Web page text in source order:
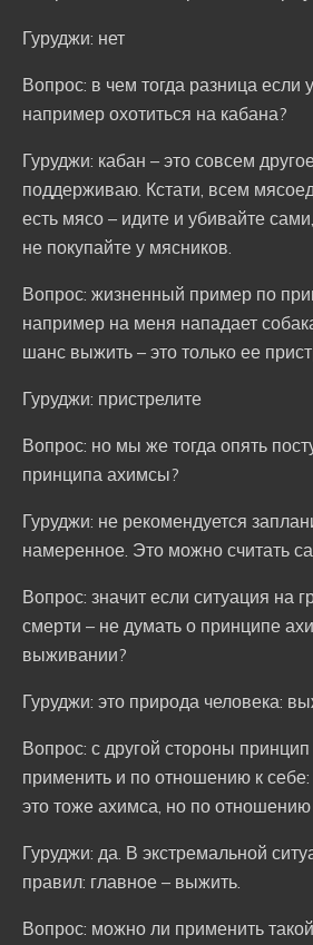
Гуруджи: нет
Вопрос: в чем тогда разница если
например охотиться на кабана?
Гуруджи: кабан – это совсем
поддерживаю. Кстати, всем
есть мясо – идите и убивайте
не покупайте у мясников.
Вопрос: жизненный пример по
например на меня нападает
шанс выжить – это только ее
Гуруджи: пристрелите
Вопрос: но мы же тогда опять
принципа ахимсы?
Гуруджи: не рекомендуется
намеренное. Это можно считать
Вопрос: значит если ситуация на
смерти – не думать о принципе
выживании?
Гуруджи: это природа человека:
Вопрос: с другой стороны
применить и по отношению к
это тоже ахимса, но по отношению
Гуруджи: да. В экстремальной
правил: главное – выжить.
Вопрос: можно ли применить